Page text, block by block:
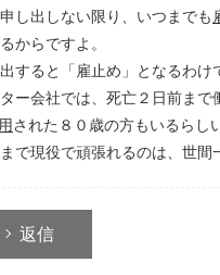
し出しない限り、いつまでも
からですよ。
すると「雇止め」となるわけ
ー会社では、死亡２日前まで
された８０歳の方もいるらし
で現役で頑張れるのは、世間
返信